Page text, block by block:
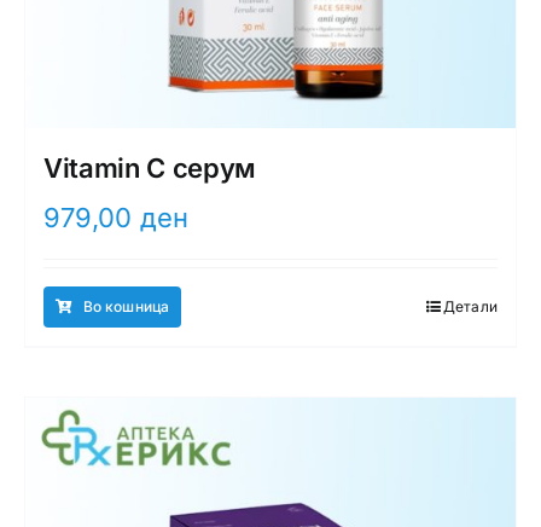
Vitamin C серум
979,00 ден
Во кошница Детали